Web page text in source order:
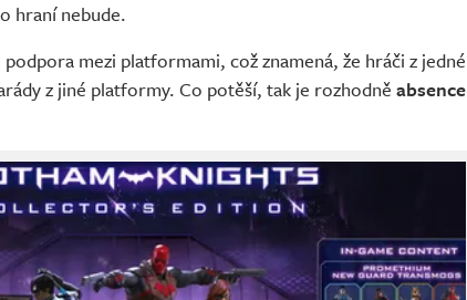
hraní nebude.
mezi platformami, což znamená, že hráči z jedné
z jiné platformy. Co potěší, tak je rozhodně absence